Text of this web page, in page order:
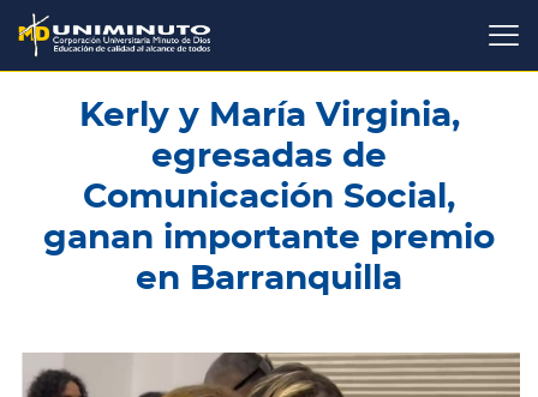
Pasar
contenido
principal
Kerly y María Virginia,
egresadas de
Comunicación Social,
ganan importante premio
en Barranquilla